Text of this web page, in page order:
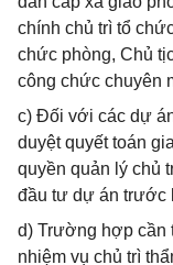
chính chủ trì tổ
chức phòng, Chủ
công chức chuyên
c) Đối với các dự
duyệt quyết toán
quyền quản lý chủ
đầu tư dự án trước
d) Trường hợp cần
nhiệm vụ chủ trì